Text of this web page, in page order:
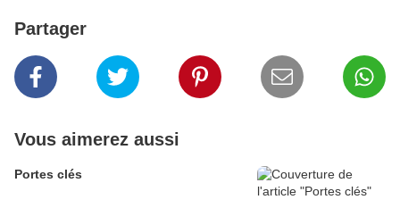
Partager
Vous aimerez aussi
Portes clés